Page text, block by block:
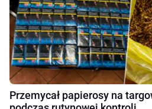
Przemycał papierosy na